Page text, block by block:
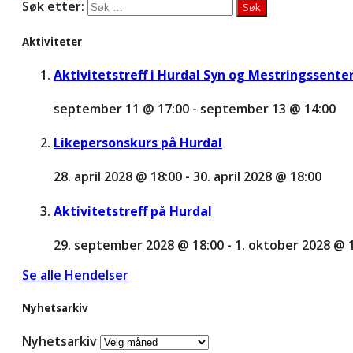
Søk etter:
Aktiviteter
Aktivitetstreff i Hurdal Syn og
september 11 @ 17:00 - september 13 @ 14:00
Likepersonskurs på Hurdal
28. april 2028 @ 18:00 - 30. april 2028 @ 18:00
Aktivitetstreff på Hurdal
29. september 2028 @ 18:00 - 1. oktober 2028 @
Se alle Hendelser
Nyhetsarkiv
Nyhetsarkiv